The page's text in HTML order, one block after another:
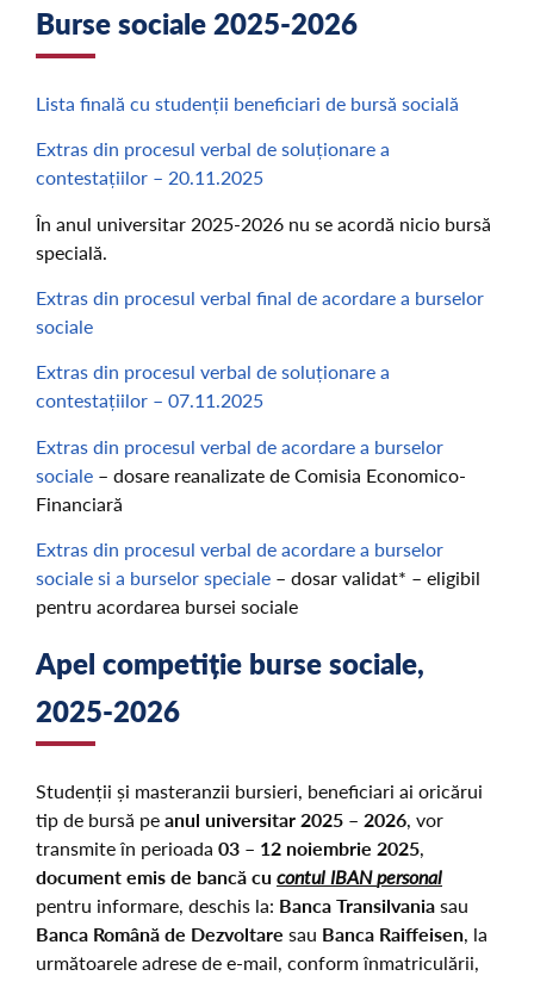
Burse sociale 2025-2026
Lista finală cu studenții beneficiari de bursă socială
Extras din procesul verbal de soluționare a
contestațiilor – 20.11.2025
În anul universitar 2025-2026 nu se acordă nicio bursă
specială.
Extras din procesul verbal final de acordare a burselor
sociale
Extras din procesul verbal de soluționare a
contestațiilor – 07.11.2025
Extras din procesul verbal de acordare a burselor
sociale – dosare reanalizate de Comisia Economico-
Financiară
Extras din procesul verbal de acordare a burselor
sociale si a burselor speciale – dosar validat* – eligibil
pentru acordarea bursei sociale
Apel competiție burse sociale,
2025-2026
Studenții și masteranzii bursieri, beneficiari ai oricărui
tip de bursă peanul universitar 2025 – 2026, vor
transmite în perioada 03 – 12 noiembrie 2025,
document emis de bancă cu contul IBANpersonal
pentru informare, deschis la: Banca Transilvaniasau
Banca Română de Dezvoltare sau Banca Raiffeisen, la
următoarele adrese de e-mail, conform înmatriculării,